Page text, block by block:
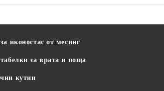
иконостас от месинг
за врата и поща
кутии